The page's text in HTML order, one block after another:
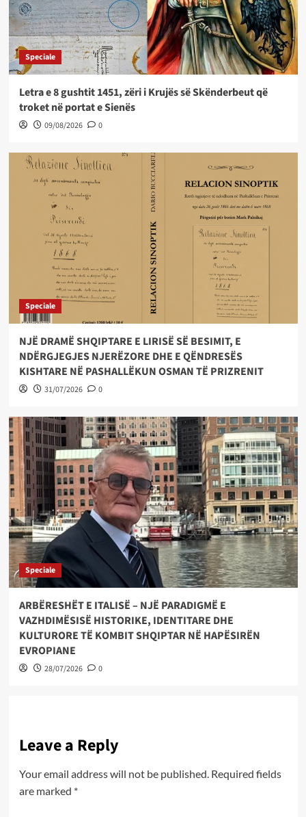
Speciale
Letra e 8 gushtit 1451, zëri i Krujës së Skënderbeut që
troket në portat e Sienës
09/08/2026 0
Speciale
NJË DRAMË SHQIPTARE E LIRISË SË BESIMIT, E
NDËRGJEGJES NJERËZORE DHE E QËNDRESËS
KISHTARE NË PASHALLËKUN OSMAN TË PRIZRENIT
31/07/2026 0
Speciale
ARBËRESHËT E ITALISË – NJË PARADIGMË E
VAZHDIMËSISË HISTORIKE, IDENTITARE DHE
KULTURORE TË KOMBIT SHQIPTAR NË HAPËSIRËN
EVROPIANE
28/07/2026 0
Leave a Reply
Your email address will not be published. Required fields
are marked *